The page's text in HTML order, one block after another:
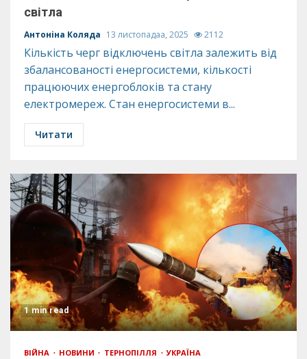
світла
Антоніна Коляда 13 листопадаа, 2025 2112
Кількість черг відключень світла залежить від
збалансованості енергосистеми, кількості
працюючих енергоблоків та стану
електромереж. Стан енергосистеми в...
Читати
1 min read
ВІЙНА НОВИНИ ТЕРНОПІЛЛЯ УКРАЇНА